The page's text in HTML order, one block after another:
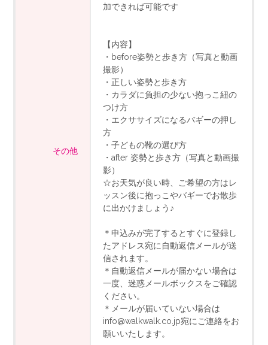
その他
加できれば可能です
【内容】
・before姿勢と歩き方（写真と動画
撮影）
・正しい姿勢と歩き方
・カラダに負担の少ない抱っこ紐の
つけ方
・エクササイズになるバギーの押し
方
・子どもの靴の選び方
・after 姿勢と歩き方（写真と動画撮
影）
☆お天気が良い時、ご希望の方はレ
ッスン後に抱っこやバギーでお散歩
に出かけましょう♪
＊申込みが完了するとすぐに登録し
たアドレス宛に自動返信メールが送
信されます。
＊自動返信メールが届かない場合は
一度、迷惑メールボックスをご確認
ください。
＊メールが届いていない場合は
info@walkwalk.co.jp宛にご連絡をお
願いいたします。